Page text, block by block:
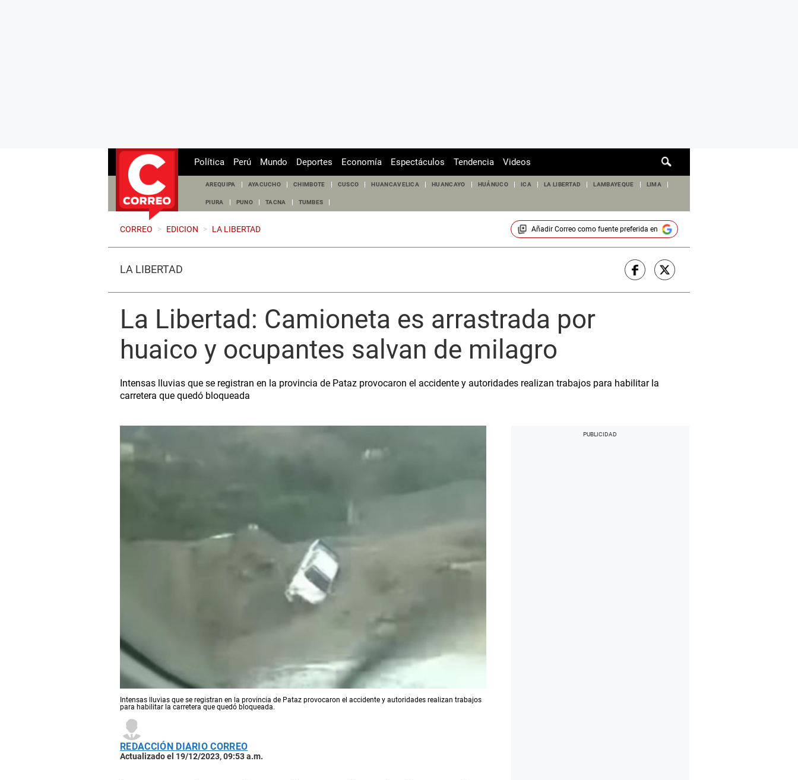
de
Política Perú Mundo Deportes Economía Espectáculos Tendencia Videos
AREQUIPA AYACUCHO CHIMBOTE CUSCO HUANCAVELICA HUANCAYO HUÁNUCO ICA LA LIBERTAD LAMBAYEQUE LIMA
PIURA PUNO TACNA TUMBES
CORREO > EDICION > LA LIBERTAD Añadir Correocomo fuente preferida en
LA LIBERTAD
La Libertad: Camioneta es arrastrada por
huaico y ocupantes salvan de milagro
Intensas lluvias que se registran en la provincia de Pataz provocaron el accidente y autoridades realizan trabajos para habilitar la
carretera que quedó bloqueada
Intensas lluvias que se registran en la provincia de Pataz provocaron el accidente y autoridades realizan trabajos
para habilitar la carretera que quedó bloqueada.
REDACCIÓN DIARIO CORREO
Actualizado el 19/12/2023, 09:53 a.m.